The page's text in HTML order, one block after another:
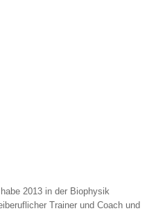
2013 in der Biophysik
Trainer und Coach und